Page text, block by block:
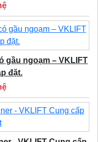
gầu ngoạm – VKLIFT
đặt.